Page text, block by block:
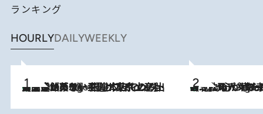
ランキング
HOURLYDAILYWEEKLY
3 Hours Ago
【間違いのない王道・東京土産】資生堂パーラー 銀座本店でのみ出会える銘菓5選《極上プディング・濃厚チーズケーキ・ボンボンショコラほか》 3 Hours Ago
《北欧の人々の幸福度が高いのは…》元デンマーク親善大使が出会った“心が満たされる暮らし”「いいかげんにヒュッゲしなさい！」